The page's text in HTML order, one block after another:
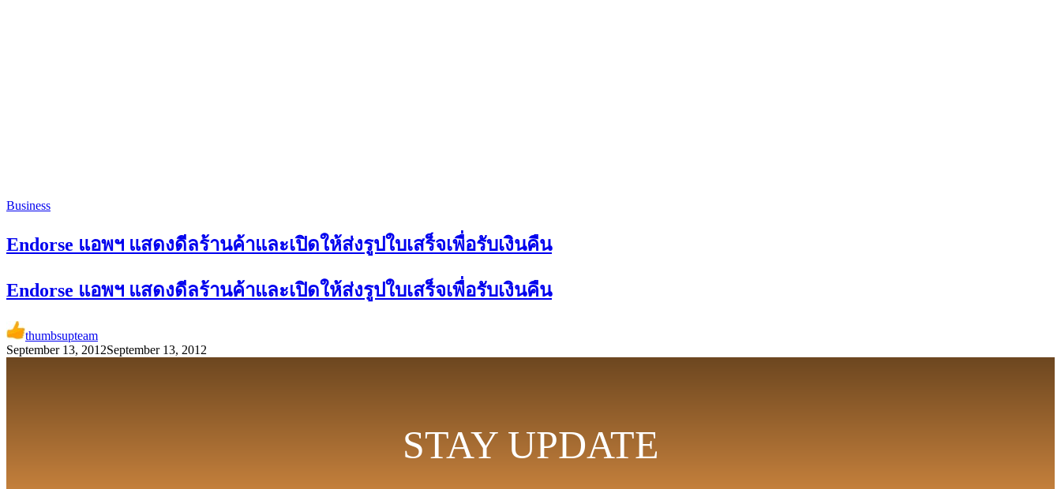
Business
Endorse แอพฯ แสดงดีลร้านค้าและเปิดให้ส่งรูปใบเสร็จเพื่อรับเงินคืน
Endorse แอพฯ แสดงดีลร้านค้าและเปิดให้ส่งรูปใบเสร็จเพื่อรับเงินคืน
thumbsupteam
September 13, 2012September 13, 2012
STAY UPDATE